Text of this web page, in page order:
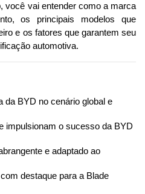
você vai entender como a marca
os principais modelos que
e os fatores que garantem seu
automotiva.
da BYD no cenário global e
impulsionam o sucesso da BYD
e adaptado ao
destaque para a Blade